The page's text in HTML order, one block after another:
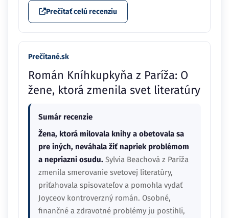
Prečítať celú recenziu
Prečítané.sk
Román Kníhkupkyňa z Paríža: O
žene, ktorá zmenila svet literatúry
Sumár recenzie
Žena, ktorá milovala knihy a obetovala sa
pre iných, neváhala žiť napriek problémom
a nepriazni osudu. Sylvia Beachová z Paríža
zmenila smerovanie svetovej literatúry,
priťahovala spisovateľov a pomohla vydať
Joyceov kontroverzný román. Osobné,
finančné a zdravotné problémy ju postihli,